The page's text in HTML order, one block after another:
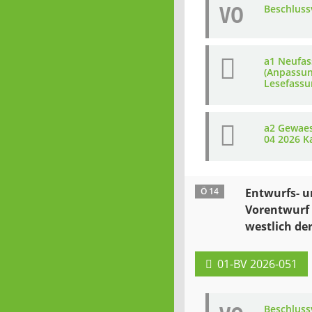
VO
a1
a2
04 2026
Ö 14
Entwurfs-
Vorentwurf
westlich
01-BV 2026-051